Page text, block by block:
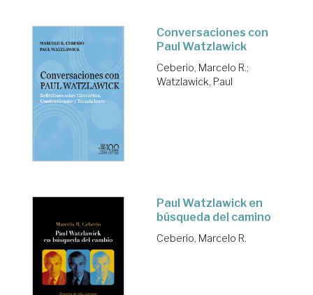
Conversaciones con
Paul Watzlawick
Ceberio, Marcelo R.;
Watzlawick, Paul
Paul Watzlawick en
búsqueda del camino
Ceberio, Marcelo R.